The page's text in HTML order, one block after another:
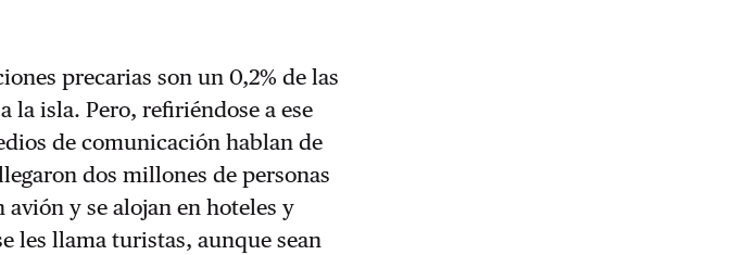
precarias son un 0,2% de las
la isla. Pero, refiriéndose a ese
de comunicación hablan de
dos millones de personas
y se alojan en hoteles y
les llama turistas, aunque sean